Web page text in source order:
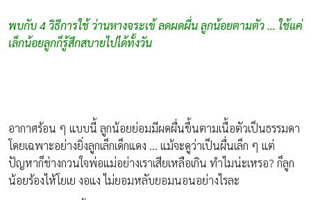
พบกับ 4 วิธีการใช้ ว่านหางจระเข้ ลดผดผื่น ลูกน้อยตามตัว … ใช้แค่
เล็กน้อยลูกก็รู้สึกสบายไปได้ทั้งวัน
อากาศร้อน ๆ แบบนี้ ลูกน้อยย่อมมีผดผื่นขึ้นตามเนื้อตัวเป็นธรรมดา
โดยเฉพาะอย่างยิ่งลูกเล็กเด็กแดง … แม้จะดูว่าเป็นผื่นเล็ก ๆ แต่
ปัญหาก็ช่างกวนใจพ่อแม่อย่างเราเสียเหลือเกิน ทำไมน่ะเหรอ? ก็ลูก
น้อยร้องไห้โยเย งอแง ไม่ยอมหลับยอมนอนอย่างไรละ